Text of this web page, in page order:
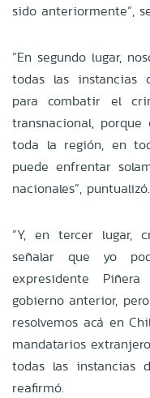
sido anteriormente”,
“En segundo lugar,
todas las instancias
para combatir el
transnacional,
toda la región, en
puede enfrentar
nacionales”, puntualizó.
“Y, en tercer lugar,
señalar que yo
expresidente
gobierno anterior,
resolvemos acá en
mandatarios
todas las instancias
reafirmó.